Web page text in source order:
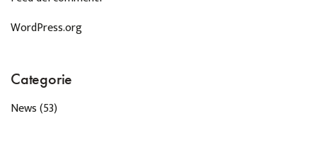
WordPress.org
Categorie
News(53)